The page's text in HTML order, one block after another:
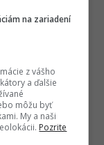
z najväčších
veľkých
hlásia
na zariadení
z vášho
a ďalšie
môžu byť
My a naši
Pozrite